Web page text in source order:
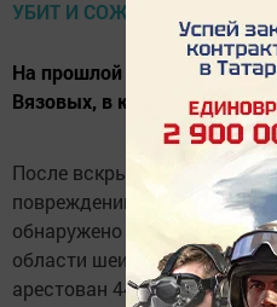
На прошлой неделе мы
Вязовых, в котором погиб
После вскрытия трупа, по
повреждений стало ясно,
обнаружено множество
области шеи. По
арестован 44-летний